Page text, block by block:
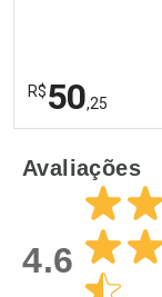
R$50,25
Laboratório
Por Menos
Avaliações
4.6